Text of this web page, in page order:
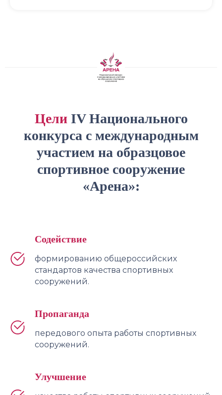
Цели IV Национального
конкурса с международным
участием на образцовое
спортивное сооружение
«Арена»:
Содействие
формированию общероссийских
стандартов качества спортивных
сооружений.
Пропаганда
передового опыта работы спортивных
сооружений.
Улучшение